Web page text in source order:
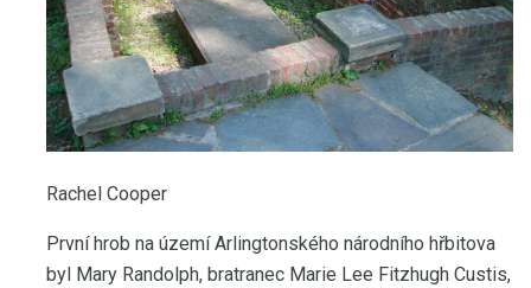
Rachel Cooper
První hrob na území Arlingtonského národního hřbitova
byl Mary Randolph, bratranec Marie Lee Fitzhugh Custis,